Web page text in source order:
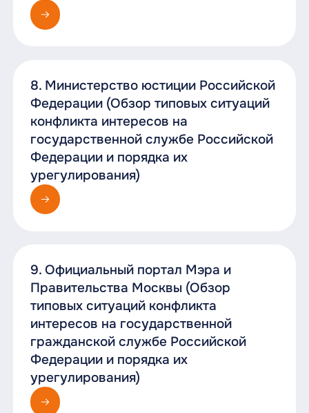
8. Министерство юстиции Российской
Федерации (Обзор типовых ситуаций
конфликта интересов на
государственной службе Российской
Федерации и порядка их
урегулирования)
9. Официальный портал Мэра и
Правительства Москвы (Обзор
типовых ситуаций конфликта
интересов на государственной
гражданской службе Российской
Федерации и порядка их
урегулирования)